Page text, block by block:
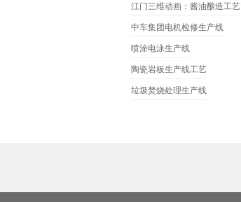
江门三维动画：酱油酿造工艺
中车集团电机检修生产线
喷涂电泳生产线
陶瓷岩板生产线工艺
垃圾焚烧处理生产线